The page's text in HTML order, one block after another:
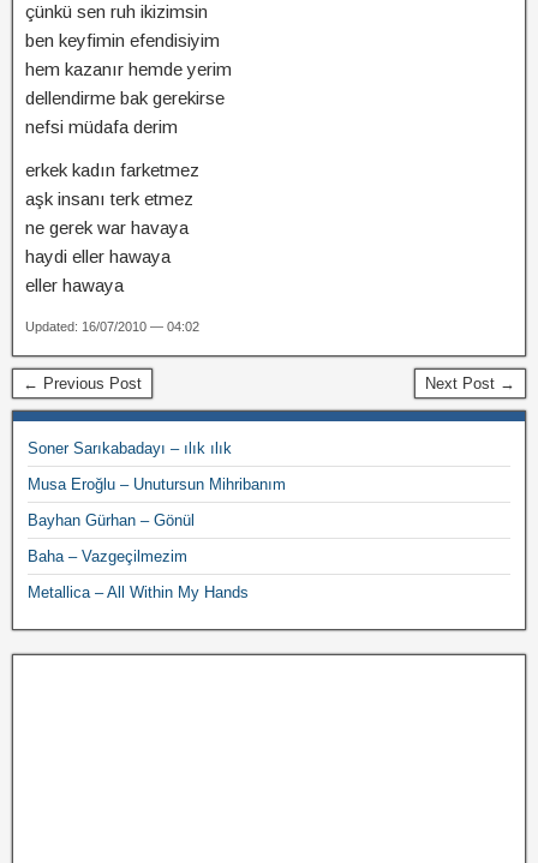
çünkü sen ruh ikizimsin
ben keyfimin efendisiyim
hem kazanır hemde yerim
dellendirme bak gerekirse
nefsi müdafa derim
erkek kadın farketmez
aşk insanı terk etmez
ne gerek war havaya
haydi eller hawaya
eller hawaya
Updated: 16/07/2010 — 04:02
← Previous Post Next Post →
Soner Sarıkabadayı – ılık ılık
Musa Eroğlu – Unutursun Mihribanım
Bayhan Gürhan – Gönül
Baha – Vazgeçilmezim
Metallica – All Within My Hands